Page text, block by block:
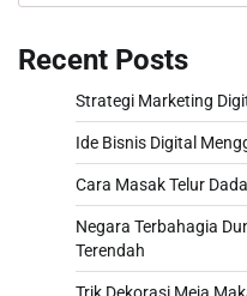
Recent Posts
Strategi Marketing
Ide Bisnis Digital
Cara Masak Telur
Negara Terbahagia
Terendah